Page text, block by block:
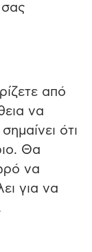
από
να
ότι
Θα
να
για να